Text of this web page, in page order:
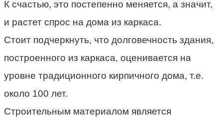
К счастью, это постепенно меняется, а значит,
и растет спрос на дома из каркаса.
Стоит подчеркнуть, что долговечность здания,
построенного из каркаса, оценивается на
уровне традиционного кирпичного дома, т.е.
около 100 лет.
Строительным материалом является